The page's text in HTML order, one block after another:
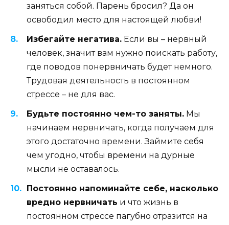
заняться собой. Парень бросил? Да он
освободил место для настоящей любви!
Избегайте негатива. Если вы – нервный
человек, значит вам нужно поискать работу,
где поводов понервничать будет немного.
Трудовая деятельность в постоянном
стрессе – не для вас.
Будьте постоянно чем-то заняты. Мы
начинаем нервничать, когда получаем для
этого достаточно времени. Займите себя
чем угодно, чтобы времени на дурные
мысли не оставалось.
Постоянно напоминайте себе, насколько
вредно нервничать и что жизнь в
постоянном стрессе пагубно отразится на